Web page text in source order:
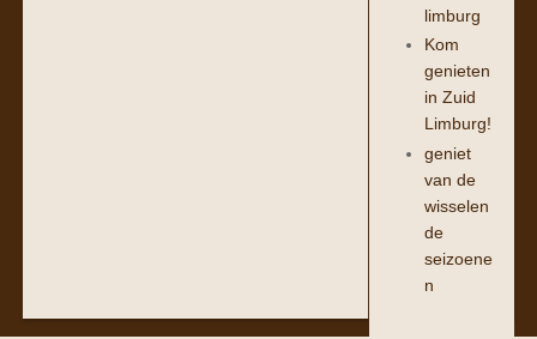
limburg
Kom
genieten
in Zuid
Limburg!
geniet
van de
wisselen
de
seizoene
n